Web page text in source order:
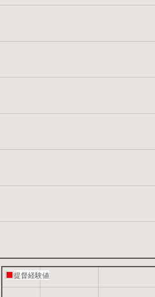
提督経験値